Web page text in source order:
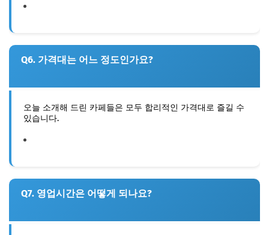
Q6. 가격대는 어느 정도인가요?
오늘 소개해 드린 카페들은 모두 합리적인 가격대로 즐길 수
있습니다.
Q7. 영업시간은 어떻게 되나요?